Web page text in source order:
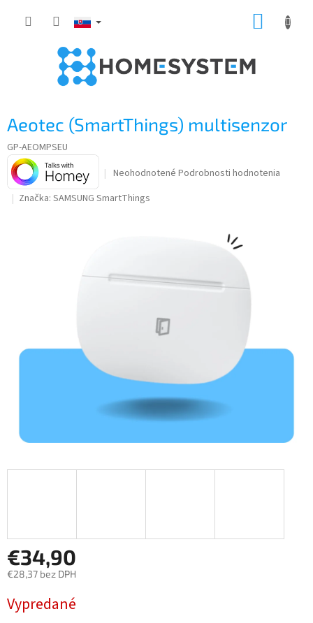
Aeotec (SmartThings) multisenzor
GP-AEOMPSEU
Priemerné
produktu
Neohodnotené Podrobnosti hodnotenia
Značka: SAMSUNG SmartThings
€34,90
€28,37 bez DPH
cena:
Vypredané